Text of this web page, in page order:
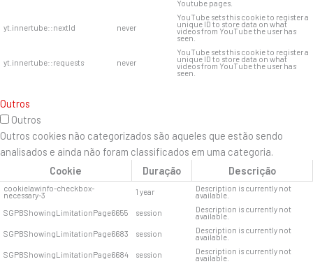
Youtube pages.
yt.innertube::nextId never
YouTube sets this cookie to register a
unique ID to store data on what
videos from YouTube the user has
seen.
yt.innertube::requests never
YouTube sets this cookie to register a
unique ID to store data on what
videos from YouTube the user has
seen.
Outros
Outros
Outros cookies não categorizados são aqueles que estão sendo
analisados ​​e ainda não foram classificados em uma categoria.
Cookie
Duração Descrição
cookielawinfo-checkbox-
necessary-3 1 year Description is currently not
available.
SGPBShowingLimitationPage6655
session Description is currently not
available.
SGPBShowingLimitationPage6683
session Description is currently not
available.
SGPBShowingLimitationPage6684
session Description is currently not
available.